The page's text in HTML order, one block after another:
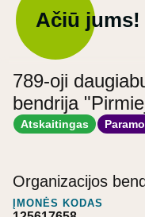
Ačiū jums!
789-oji
bendrija
Atskaitingas
Organizacijos
ĮMONĖS KODAS